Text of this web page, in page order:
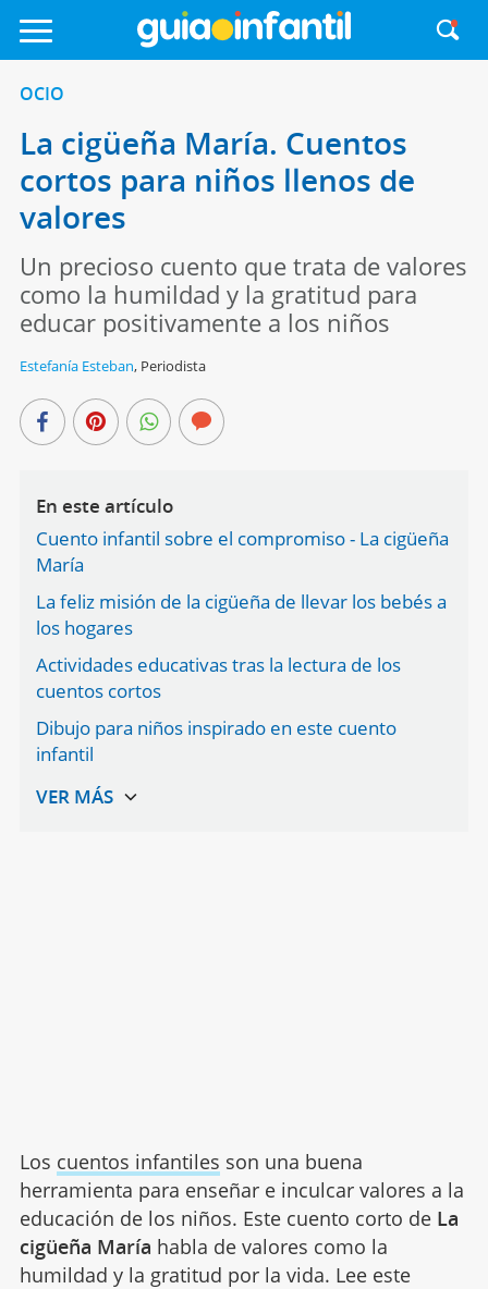
OCIO
La cigüeña María. Cuentos
cortos para niños llenos de
valores
Un precioso cuento que trata de valores
como la humildad y la gratitud para
educar positivamente a los niños
Estefanía Esteban, Periodista
En este artículo
Cuento infantil sobre el compromiso - La cigüeña
María
La feliz misión de la cigüeña de llevar los bebés a
los hogares
Actividades educativas tras la lectura de los
cuentos cortos
Dibujo para niños inspirado en este cuento
infantil
Los cuentos infantiles son una buena
herramienta para enseñar e inculcar valores a la
educación de los niños. Este cuento corto de La
cigüeña María habla de valores como la
humildad y la gratitud por la vida. Lee este